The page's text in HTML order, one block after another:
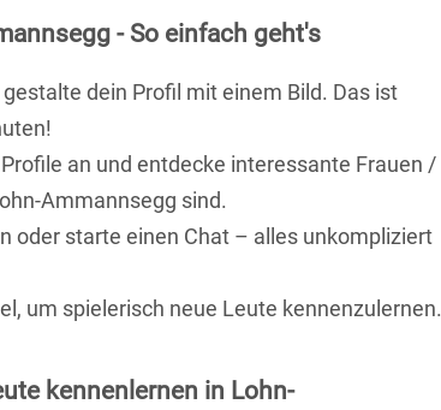
- So einfach geht's
dein Profil mit einem Bild. Das ist
an und entdecke interessante Frauen /
Ammannsegg sind.
oder starte einen Chat – alles unkompliziert
um spielerisch neue Leute kennenzulernen.
kennenlernen in Lohn-